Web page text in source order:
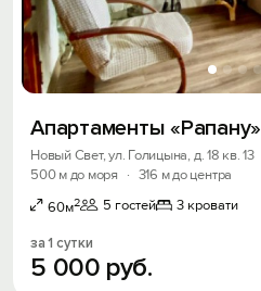
Апартаменты «Рапану»
Новый Свет, ул. Голицына, д. 18 кв. 13
500 м до моря
· 316 м до центра
60м2 5 гостей 3 кровати
за 1 сутки
5 000 руб.